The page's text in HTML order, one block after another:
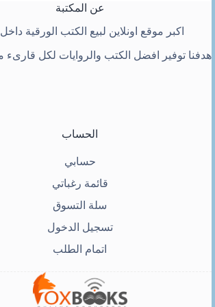
عن المكتبة
اكبر موقع اونلاين لبيع الكتب الورقية
هدفنا توفير افضل الكتب والروايات لكل
الحساب
حسابي
قائمة رغباتي
سلة التسوق
تسجيل الدخول
اتمام الطلب